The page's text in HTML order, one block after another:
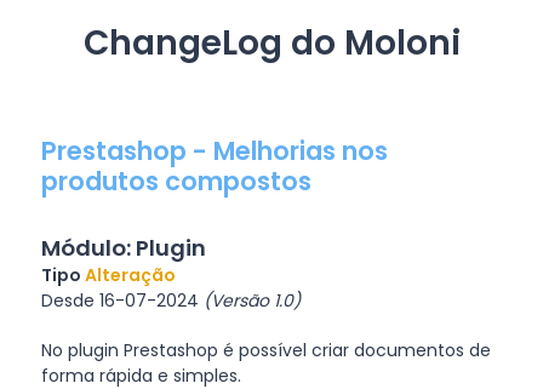
ChangeLog do Moloni
Prestashop - Melhorias nos
produtos compostos
Módulo: Plugin
Tipo Alteração
Desde 16-07-2024 (Versão 1.0)
No plugin Prestashop é possível criar documentos de
forma rápida e simples.